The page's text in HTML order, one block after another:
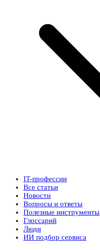
IT-профессии
Все статьи
Новости
Вопросы и ответы
Полезные инструменты
Глоссарий
Люди
ИИ подбор сервиса